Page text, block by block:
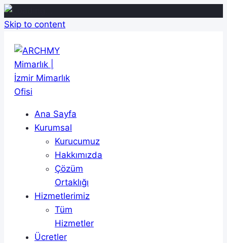
Skip to content
Ana Sayfa
Kurumsal
Kurucumuz
Hakkımızda
Çözüm
Ortaklığı
Hizmetlerimiz
Tüm
Hizmetler
Ücretler